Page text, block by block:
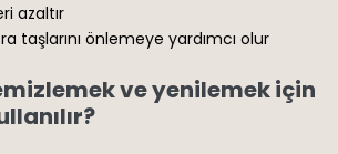
azaltır
taşlarını önlemeye yardımcı olur
ve yenilemek için